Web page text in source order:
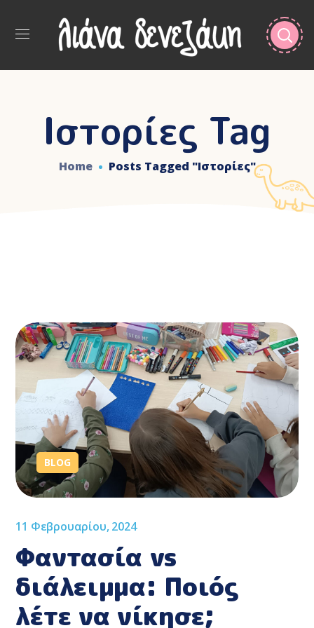
Ιστορίες Tag
Home Posts Tagged "ιστορίες"
BLOG
11 Φεβρουαρίου, 2024
Φαντασία vs
διάλειμμα: Ποιός
λέτε να νίκησε;